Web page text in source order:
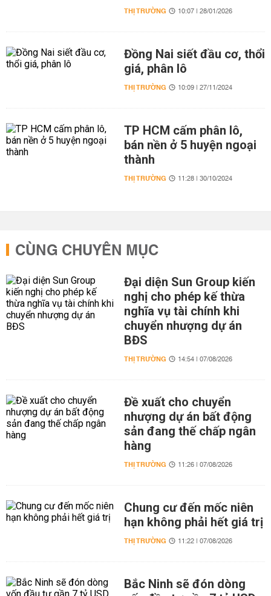
THỊ TRƯỜNG 10:07 | 28/01/2026
Đồng Nai siết đầu cơ, thổi
giá, phân lô
THỊ TRƯỜNG 10:09 | 27/11/2024
TP HCM cấm phân lô,
bán nền ở 5 huyện ngoại
thành
THỊ TRƯỜNG 11:28 | 30/10/2024
CÙNG CHUYÊN MỤC
Đại diện Sun Group kiến
nghị cho phép kế thừa
nghĩa vụ tài chính khi
chuyển nhượng dự án
BĐS
THỊ TRƯỜNG 14:54 | 07/08/2026
Đề xuất cho chuyển
nhượng dự án bất động
sản đang thế chấp ngân
hàng
THỊ TRƯỜNG 11:26 | 07/08/2026
Chung cư đến mốc niên
hạn không phải hết giá trị
THỊ TRƯỜNG 11:22 | 07/08/2026
Bắc Ninh sẽ đón dòng